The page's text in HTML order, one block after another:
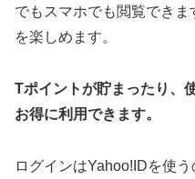
でもスマホでも閲覧でき
を楽しめます。
Tポイントが貯まったり、
お得に利用できます。
ログインはYahoo!IDを使